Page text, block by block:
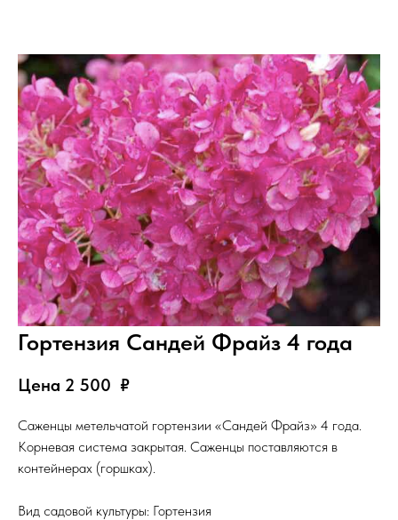
Гортензия Сандей Фрайз 4 года
Цена 2 500 ₽
Саженцы метельчатой гортензии «Сандей Фрайз» 4 года.
Корневая система закрытая. Саженцы поставляются в
контейнерах (горшках).
Вид садовой культуры: Гортензия